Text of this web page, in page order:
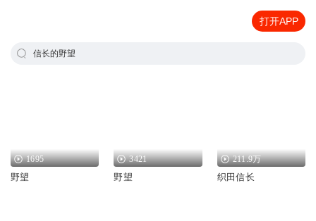
打开APP
信长的野望
1695
野望
3421
野望
211.9万
织田信长